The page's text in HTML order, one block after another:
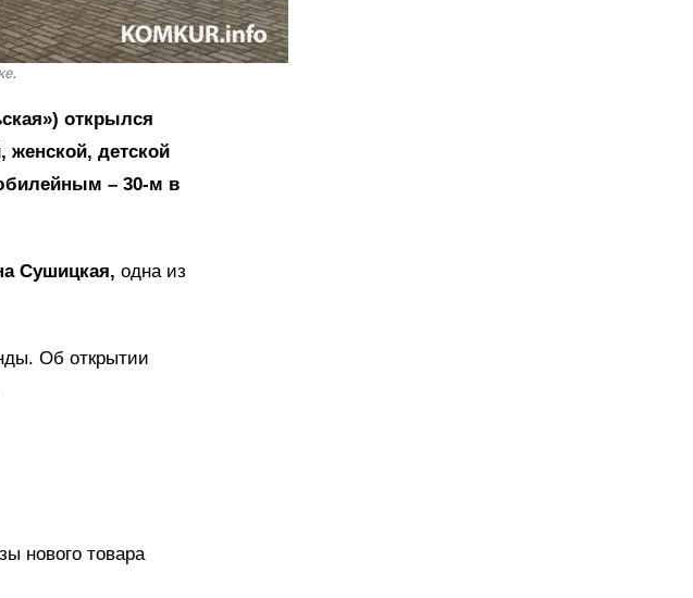
открылся
детской
– 30-м в
Сушицкая, одна из
Об открытии
нового товара